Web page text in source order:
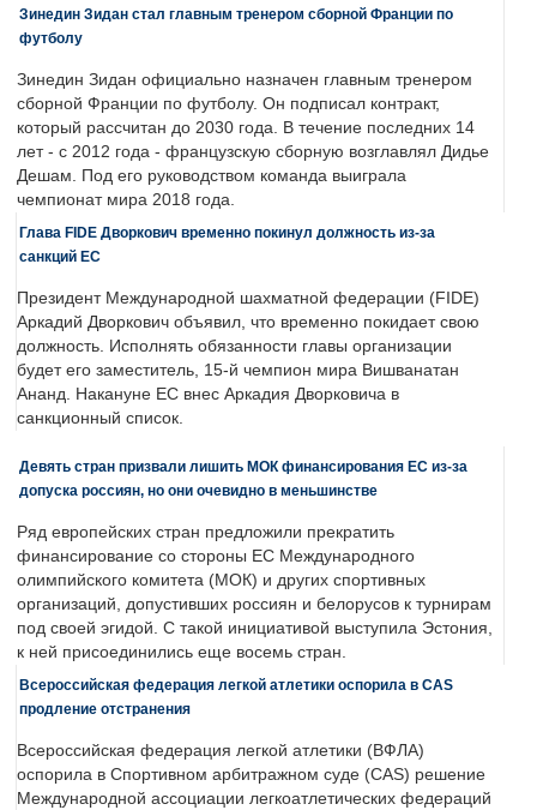
Зинедин Зидан стал главным тренером сборной Франции по
футболу
Зинедин Зидан официально назначен главным тренером
сборной Франции по футболу. Он подписал контракт,
который рассчитан до 2030 года. В течение последних 14
лет - с 2012 года - французскую сборную возглавлял Дидье
Дешам. Под его руководством команда выиграла
чемпионат мира 2018 года.
Глава FIDE Дворкович временно покинул должность из-за
санкций ЕС
Президент Международной шахматной федерации (FIDE)
Аркадий Дворкович объявил, что временно покидает свою
должность. Исполнять обязанности главы организации
будет его заместитель, 15-й чемпион мира Вишванатан
Ананд. Накануне ЕС внес Аркадия Дворковича в
санкционный список.
Девять стран призвали лишить МОК финансирования ЕС из-за
допуска россиян, но они очевидно в меньшинстве
Ряд европейских стран предложили прекратить
финансирование со стороны ЕС Международного
олимпийского комитета (МОК) и других спортивных
организаций, допустивших россиян и белорусов к турнирам
под своей эгидой. С такой инициативой выступила Эстония,
к ней присоединились еще восемь стран.
Всероссийская федерация легкой атлетики оспорила в CAS
продление отстранения
Всероссийская федерация легкой атлетики (ВФЛА)
оспорила в Спортивном арбитражном суде (CAS) решение
Международной ассоциации легкоатлетических федераций